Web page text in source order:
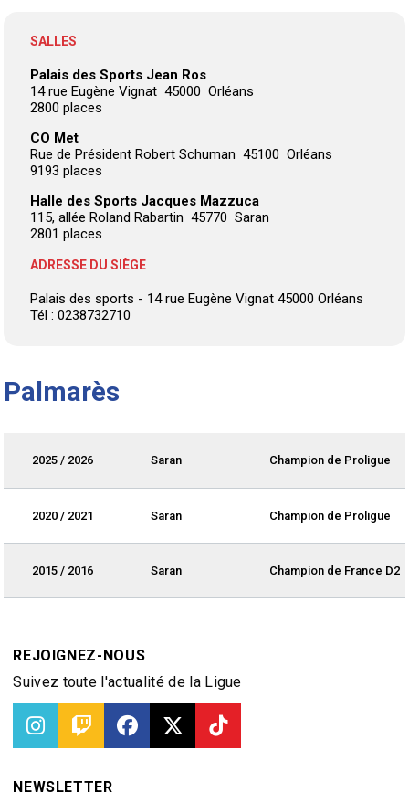
SALLES
Palais des Sports Jean Ros
14 rue Eugène Vignat 45000 Orléans
2800 places
CO Met
Rue de Président Robert Schuman 45100 Orléans
9193 places
Halle des Sports Jacques Mazzuca
115, allée Roland Rabartin 45770 Saran
2801 places
ADRESSE DU SIÈGE
Palais des sports - 14 rue Eugène Vignat 45000 Orléans
Tél : 0238732710
Palmarès
2025 / 2026 Saran Champion de Proligue
2020 / 2021 Saran Champion de Proligue
2015 / 2016 Saran Champion de France D2
REJOIGNEZ-NOUS
Suivez toute l'actualité de la Ligue
NEWSLETTER